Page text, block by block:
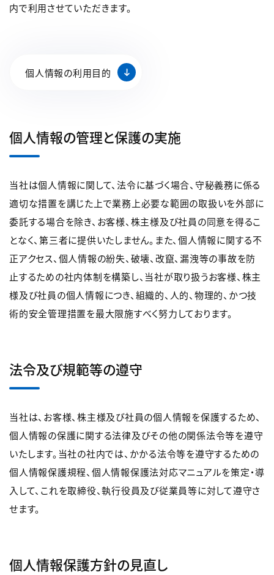
内で利用させていただきます。
個人情報の利用目的
個人情報の管理と保護の実施
当社は個人情報に関して、法令に基づく場合、守秘義務に係る
適切な措置を講じた上で業務上必要な範囲の取扱いを外部に
委託する場合を除き、お客様、株主様及び社員の同意を得るこ
となく、第三者に提供いたしません。また、個人情報に関する不
正アクセス、個人情報の紛失、破壊、改竄、漏洩等の事故を防
止するための社内体制を構築し、当社が取り扱うお客様、株主
様及び社員の個人情報につき、組織的、人的、物理的、かつ技
術的安全管理措置を最大限施すべく努力しております。
法令及び規範等の遵守
当社は、お客様、株主様及び社員の個人情報を保護するため、
個人情報の保護に関する法律及びその他の関係法令等を遵守
いたします。当社の社内では、かかる法令等を遵守するための
個人情報保護規程、個人情報保護法対応マニュアルを策定・導
入して、これを取締役、執行役員及び従業員等に対して遵守さ
せます。
個人情報保護方針の見直し